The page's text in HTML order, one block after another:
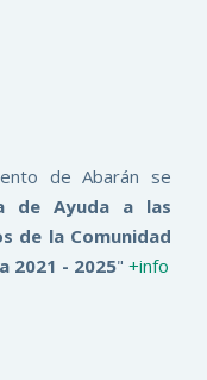
de Abarán se
de Ayuda a las
de la Comunidad
2021 - 2025" +info